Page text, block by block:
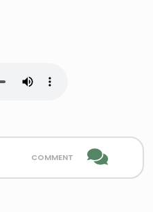
comment